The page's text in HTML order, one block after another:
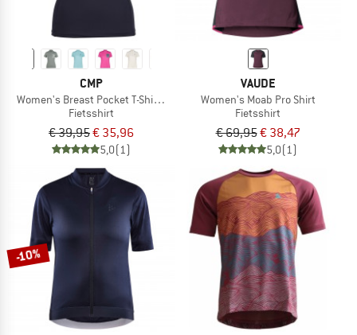
CMP
Women's Breast Pocket T-Shirt Free Bike
Fietsshirt
€ 39,95€ 35,96
5,0(1)
VAUDE
Women's Moab Pro Shirt
Fietsshirt
€ 69,95€ 38,47
5,0(1)
-10%